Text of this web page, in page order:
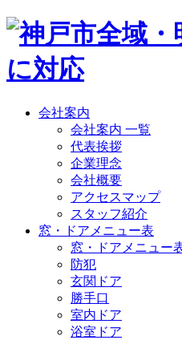
会社案内
会社案内 一覧
代表挨拶
企業理念
会社概要
アクセスマップ
スタッフ紹介
窓・ドアメニュー表
窓・ドアメニュー
防犯
玄関ドア
勝手口
室内ドア
浴室ドア